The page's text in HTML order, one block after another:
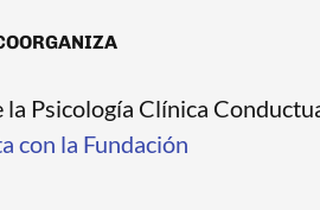
la Psicología Clínica
con la Fundación